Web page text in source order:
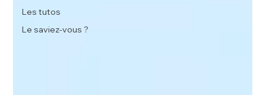
Les tutos
Le saviez-vous ?